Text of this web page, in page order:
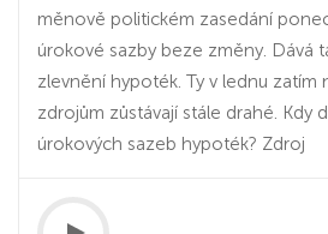
měnově politickém zasedání
úrokové sazby beze změny. Dává
zlevnění hypoték. Ty v lednu zatím
zdrojům zůstávají stále drahé. Kdy
úrokových sazeb hypoték? Zdroj